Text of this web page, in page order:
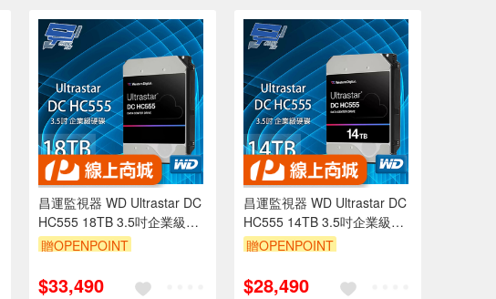
昌運監視器 WD Ultrastar DC
HC555 18TB 3.5吋企業級硬
碟(WUH722018ALE6L4)
贈OPENPOINT
$33,490
昌運監視器 WD Ultrastar DC
HC555 14TB 3.5吋企業級硬
碟(WUH722014ALE6L4)
贈OPENPOINT
$28,490